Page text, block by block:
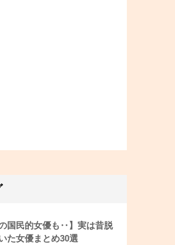
の国民的女優も‥】実は昔脱
た女優まとめ30選